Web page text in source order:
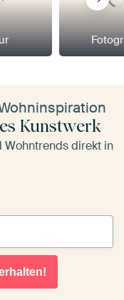
Kunstwerk
Wohntrends direkt in